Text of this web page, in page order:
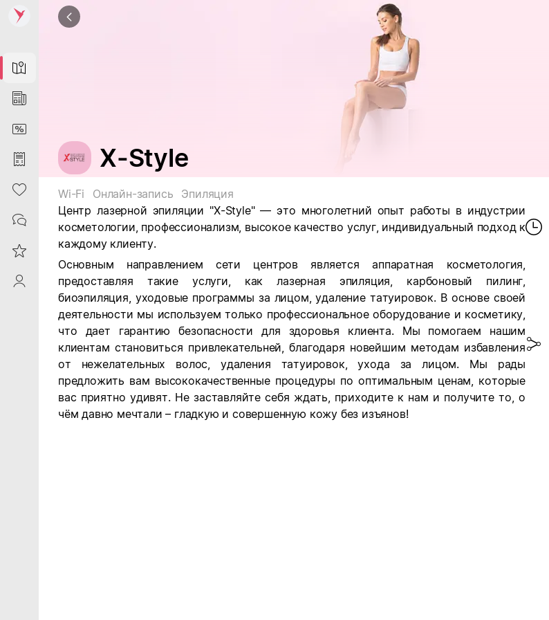
Map
News
DiscountCard
Purchases
Heart
Contacts
Reviews
ProfileSaby
Х-Style
Wi-Fi Онлайн-запись
Эпиляция
Центр лазерной эпиляции "Х-Style" — это многолетний опыт работы в индустрии
косметологии, профессионализм, высокое качество услуг, индивидуальный подход к
каждому клиенту.
Основным направлением сети центров является аппаратная косметология,
предоставляя такие услуги, как лазерная эпиляция, карбоновый пилинг,
биоэпиляция, уходовые программы за лицом, удаление татуировок. В основе своей
деятельности мы используем только профессиональное оборудование и косметику,
что дает гарантию безопасности для здоровья клиента. Мы помогаем нашим
клиентам становиться привлекательней, благодаря новейшим методам избавления
от нежелательных волос, удаления татуировок, ухода за лицом. Мы рады
предложить вам высококачественные процедуры по оптимальным ценам, которые
вас приятно удивят. Не заставляйте себя ждать, приходите к нам и получите то, о
чём давно мечтали – гладкую и совершенную кожу без изъянов!